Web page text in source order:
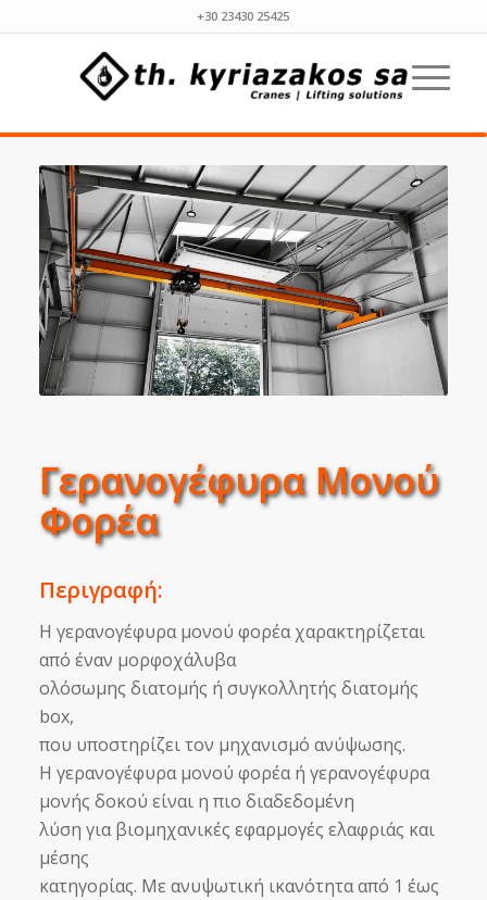
+30 23430 25425
Γερανογέφυρα Μονού
Φορέα
Περιγραφή:
Η γερανογέφυρα μονού φορέα χαρακτηρίζεται
από έναν μορφοχάλυβα
ολόσωμης διατομής ή συγκολλητής διατομής
box,
που υποστηρίζει τον μηχανισμό ανύψωσης.
Η γερανογέφυρα μονού φορέα ή γερανογέφυρα
μονής δοκού είναι η πιο διαδεδομένη
λύση για βιομηχανικές εφαρμογές ελαφριάς και
μέσης
κατηγορίας. Με ανυψωτική ικανότητα από 1 έως